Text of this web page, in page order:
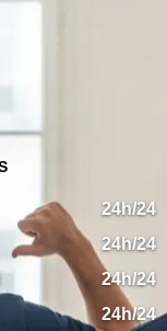
24h/24
24h/24
24h/24
24h/24